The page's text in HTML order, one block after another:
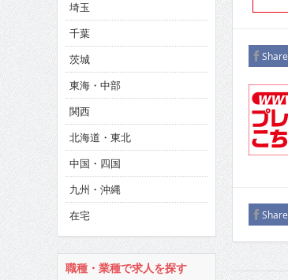
Share
Share
埼玉
千葉
茨城
東海・中部
関西
北海道・東北
中国・四国
九州・沖縄
在宅
職種・業種で求人を探す